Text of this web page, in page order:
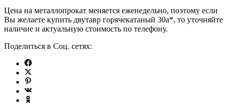
Цена на металлопрокат меняется еженедельно, поэтому если
Вы желаете купить двутавр горячекатаный 30а*, то уточняйте
наличие и актуальную стоимость по телефону.
Поделиться в Соц. сетях: